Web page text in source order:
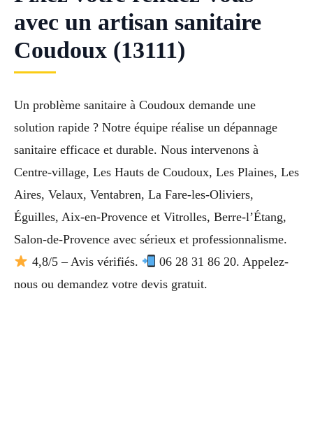
avec un artisan sanitaire
Coudoux (13111)
Un problème sanitaire à Coudoux demande une
solution rapide ? Notre équipe réalise un dépannage
sanitaire efficace et durable. Nous intervenons à
Centre-village, Les Hauts de Coudoux, Les Plaines, Les
Aires, Velaux, Ventabren, La Fare-les-Oliviers,
Éguilles, Aix-en-Provence et Vitrolles, Berre-l’Étang,
Salon-de-Provence avec sérieux et professionnalisme.
4,8/5 – Avis vérifiés.
06 28 31 86 20. Appelez-
nous ou demandez votre devis gratuit.